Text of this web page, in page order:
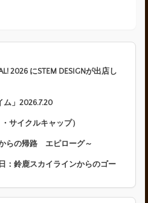
2026 にSTEM DESIGNが出店し
ム」2026.7.20
サイクルキャップ）
らの帰路 エピローグ～
：鈴鹿スカイラインからのゴー